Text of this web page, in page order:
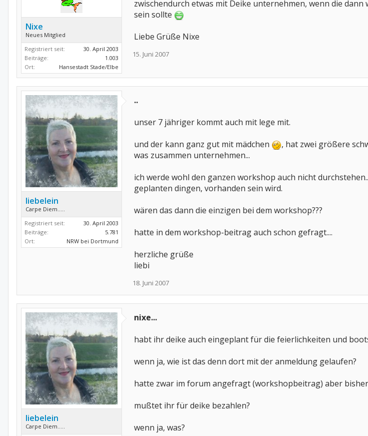
Nixe
Neues Mitglied
Registriert seit:
30. April 2003
Beiträge:
1.003
Ort:
Hansestadt Stade/Elbe
zwischendurch etwas mit Deike unternehmen, wenn die dann
sein sollte
Liebe Grüße Nixe
15. Juni 2007
liebelein
Carpe Diem.....
Registriert seit:
30. April 2003
Beiträge:
5.781
Ort:
NRW bei Dortmund
..
unser 7 jähriger kommt auch mit lege mit.
und der kann ganz gut mit mädchen
, hat zwei größere
was zusammen unternehmen...
ich werde wohl den ganzen workshop auch nicht
geplanten dingen, vorhanden sein wird.
wären das dann die einzigen bei dem workshop???
hatte in dem workshop-beitrag auch schon gefragt....
herzliche grüße
liebi
18. Juni 2007
liebelein
Carpe Diem.....
nixe...
habt ihr deike auch eingeplant für die feierlichkeiten und
wenn ja, wie ist das denn dort mit der anmeldung gelaufen?
hatte zwar im forum angefragt (workshopbeitrag) aber
mußtet ihr für deike bezahlen?
wenn ja, was?